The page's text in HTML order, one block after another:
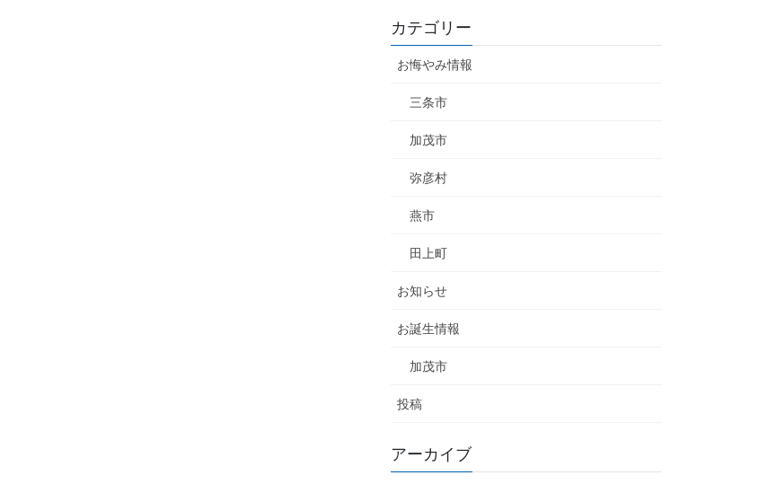
カテゴリー
お悔やみ情報
三条市
加茂市
弥彦村
燕市
田上町
お知らせ
お誕生情報
加茂市
投稿
アーカイブ